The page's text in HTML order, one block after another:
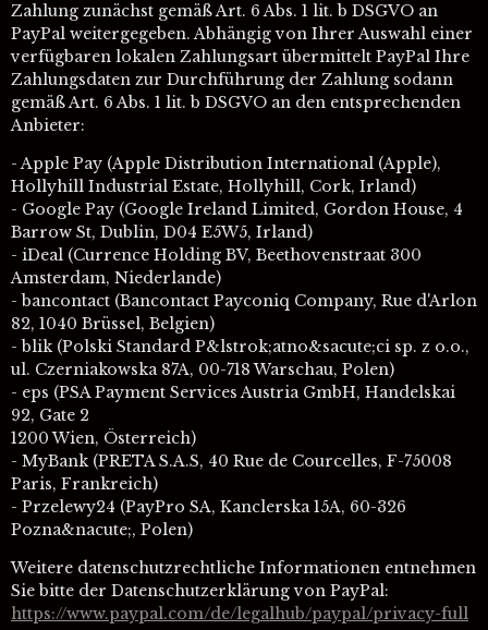
Zahlung zunächst gemäß Art. 6 Abs. 1 lit. b DSGVO an
PayPal weitergegeben. Abhängig von Ihrer Auswahl einer
verfügbaren lokalen Zahlungsart übermittelt PayPal Ihre
Zahlungsdaten zur Durchführung der Zahlung sodann
gemäß Art. 6 Abs. 1 lit. b DSGVO an den entsprechenden
Anbieter:
- Apple Pay (Apple Distribution International (Apple),
Hollyhill Industrial Estate, Hollyhill, Cork, Irland)
- Google Pay (Google Ireland Limited, Gordon House, 4
Barrow St, Dublin, D04 E5W5, Irland)
- iDeal (Currence Holding BV, Beethovenstraat 300
Amsterdam, Niederlande)
- bancontact (Bancontact Payconiq Company, Rue d'Arlon
82, 1040 Brüssel, Belgien)
- blik (Polski Standard P&lstrok;atno&sacute;ci sp. z o.o.,
ul. Czerniakowska 87A, 00-718 Warschau, Polen)
- eps (PSA Payment Services Austria GmbH, Handelskai
92, Gate 2
1200 Wien, Österreich)
- MyBank (PRETA S.A.S, 40 Rue de Courcelles, F-75008
Paris, Frankreich)
- Przelewy24 (PayPro SA, Kanclerska 15A, 60-326
Pozna&nacute;, Polen)
Weitere datenschutzrechtliche Informationen entnehmen
Sie bitte der Datenschutzerklärung von PayPal:
https://www.paypal.com/de/legalhub/paypal/privacy-full